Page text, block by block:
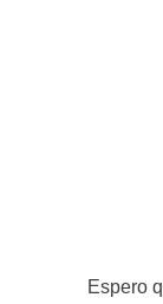
Espero